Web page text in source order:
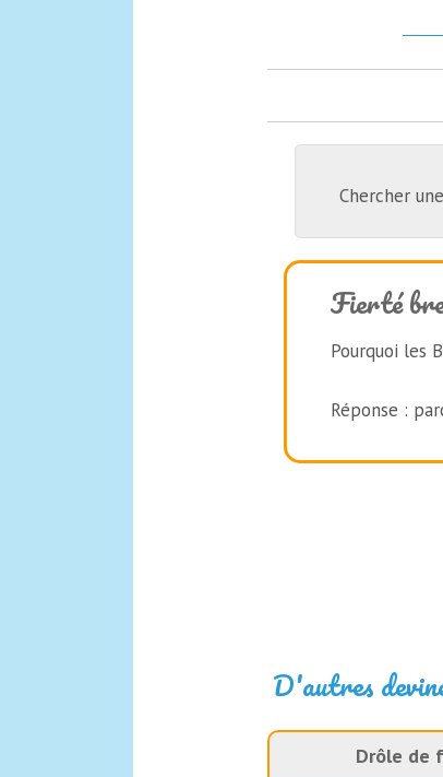
Chercher
Fierté
Pourquoi les
Réponse :
D'autres
Drôle de